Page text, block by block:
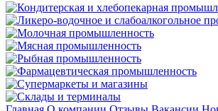
Кондитерская и хлебопекарная
Ликеро-водочное и слабоалкогольное
Молочная промышленность
Мясная промышленность
Рыбная промышленность
Фармацевтическая промышленность
Супермаркеты и магазины
Склады и терминалы